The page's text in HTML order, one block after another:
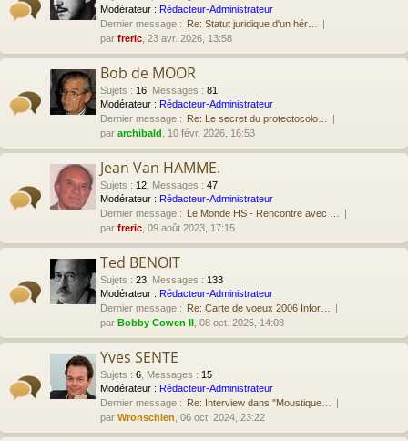
Modérateur : Rédacteur-Administrateur
Dernier message : Re: Statut juridique d'un hér…
par freric , 23 avr. 2026, 13:58
Bob de MOOR
Sujets : 16 Messages : 81
Modérateur : Rédacteur-Administrateur
Dernier message : Re: Le secret du protectocolo…
par archibald , 10 févr. 2026, 16:53
Jean Van HAMME.
Sujets : 12 Messages : 47
Modérateur : Rédacteur-Administrateur
Dernier message : Le Monde HS - Rencontre avec …
par freric , 09 août 2023, 17:15
Ted BENOIT
Sujets : 23 Messages : 133
Modérateur : Rédacteur-Administrateur
Dernier message : Re: Carte de voeux 2006 Infor…
par Bobby Cowen II , 08 oct. 2025, 14:08
Yves SENTE
Sujets : 6 Messages : 15
Modérateur : Rédacteur-Administrateur
Dernier message : Re: Interview dans "Moustique…
par Wronschien , 06 oct. 2024, 23:22